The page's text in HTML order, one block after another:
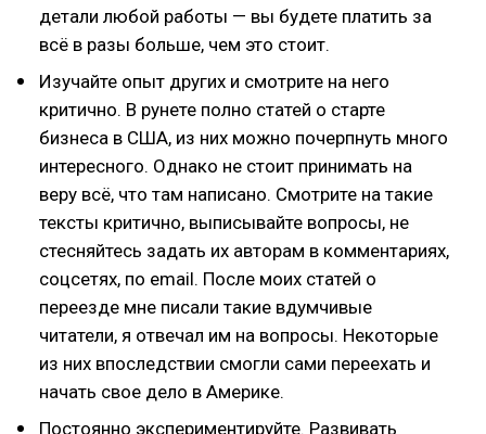
детали любой работы — вы будете платить за
всё в разы больше, чем это стоит.
Изучайте опыт других и смотрите на него
критично. В рунете полно статей о старте
бизнеса в США, из них можно почерпнуть много
интересного. Однако не стоит принимать на
веру всё, что там написано. Смотрите на такие
тексты критично, выписывайте вопросы, не
стесняйтесь задать их авторам в комментариях,
соцсетях, по email. После моих статей о
переезде мне писали такие вдумчивые
читатели, я отвечал им на вопросы. Некоторые
из них впоследствии смогли сами переехать и
начать свое дело в Америке.
Постоянно экспериментируйте. Развивать